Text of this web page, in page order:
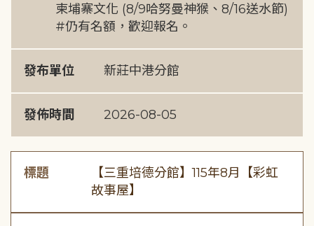
柬埔寨文化 (8/9哈努曼神猴、8/16送水節)
#仍有名額，歡迎報名。
發布單位 新莊中港分館
發佈時間 2026-08-05
標題
【三重培德分館】115年8月【彩虹
故事屋】